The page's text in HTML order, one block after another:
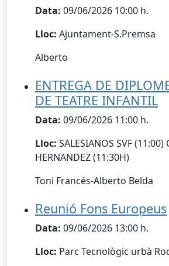
Data: 09/06/2026 10:00 h.
Lloc: Ajuntament-S.Premsa
Alberto
ENTREGA DE
DE TEATRE INFANTIL
Data: 09/06/2026 11:00 h.
Lloc: SALESIANOS SVF (11:00)
HERNANDEZ (11:30H)
Toni Francés-Alberto Belda
Reunió Fons Europeus
Data: 09/06/2026 13:00 h.
Lloc: Parc Tecnològic urbà